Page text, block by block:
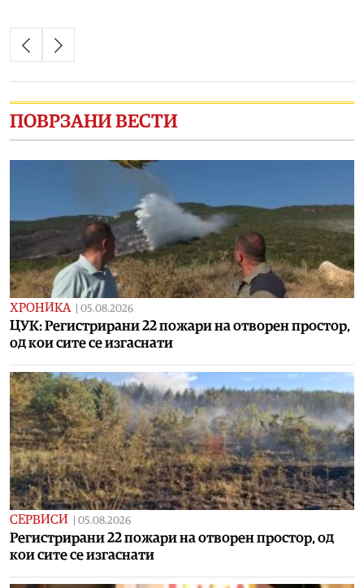
ПОВРЗАНИ ВЕСТИ
ХРОНИКА | 05.08.2026
ЦУК: Регистрирани 22 пожари на отворен простор,
од кои сите се изгаснати
СЕРВИСИ | 05.08.2026
Регистрирани 22 пожари на отворен простор, од
кои сите се изгаснати